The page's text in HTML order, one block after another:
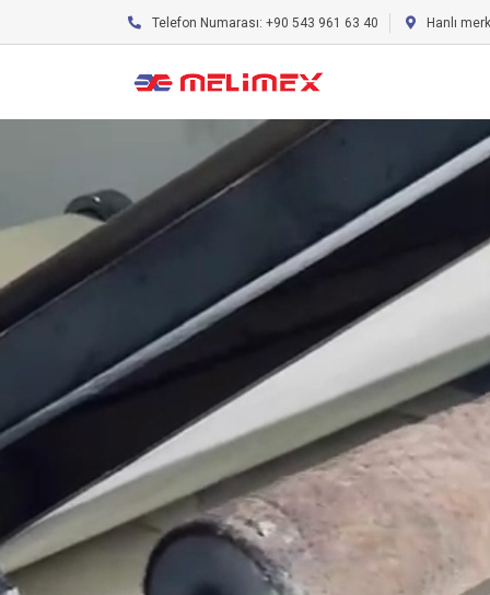
Telefon Numarası: +90 543 961 63 40 Hanlı